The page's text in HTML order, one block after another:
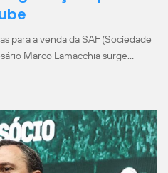
para a venda da SAF (Sociedade
Marco Lamacchia surge…